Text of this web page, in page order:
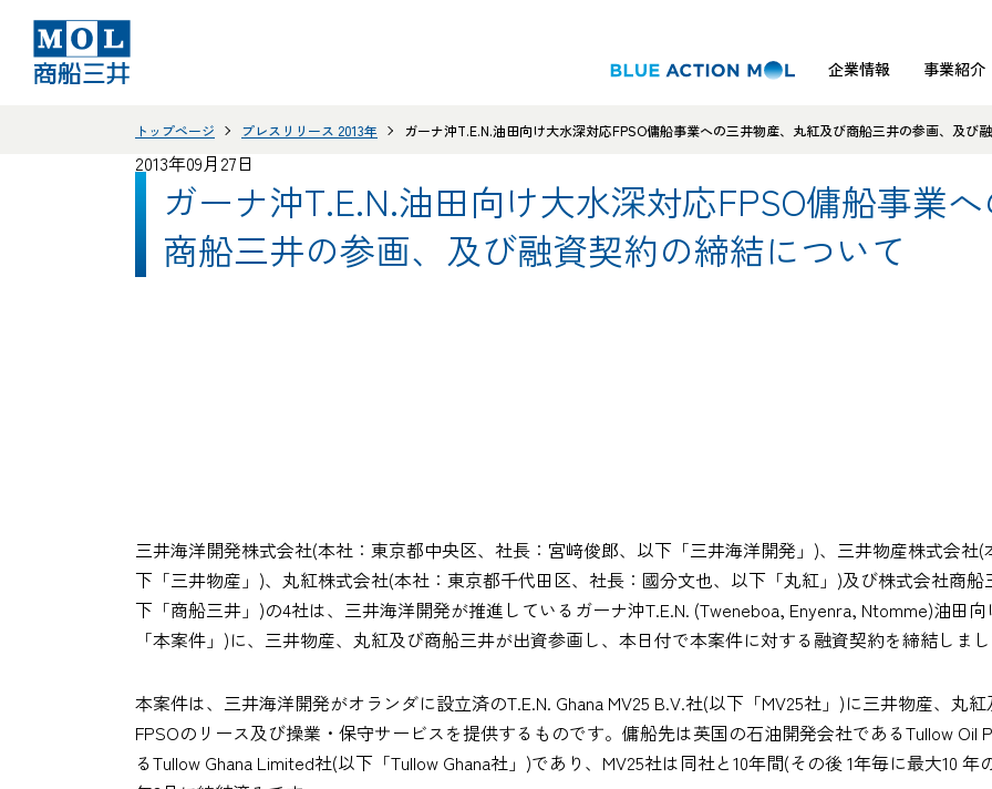
企業情報 事業紹介
トップページ プレスリリース 2013年 ガーナ沖T.E.N.油田向け大水深対応FPSO傭船事業への三井物産、丸紅及び商船三井の参画、及び
2013年09月27日
ガーナ沖T.E.N.油田向け大水深対応FPSO傭船事業
商船三井の参画、及び融資契約の締結について
三井海洋開発株式会社(本社：東京都中央区、社長：宮﨑俊郎、以下「三井海洋開発」)、三井物産株式会社
下「三井物産」)、丸紅株式会社(本社：東京都千代田区、社長：國分文也、以下「丸紅」)及び株式会社商
下「商船三井」)の4社は、三井海洋開発が推進しているガーナ沖T.E.N. (Tweneboa, Enyenra, Ntomme)油田
「本案件」)に、三井物産、丸紅及び商船三井が出資参画し、本日付で本案件に対する融資契約を締結しまし
本案件は、三井海洋開発がオランダに設立済のT.E.N. Ghana MV25 B.V.社(以下「MV25社」)に三井物産、丸
FPSOのリース及び操業・保守サービスを提供するものです。傭船先は英国の石油開発会社であるTullow Oil
るTullow Ghana Limited社(以下「Tullow Ghana社」)であり、MV25社は同社と10年間(その後 1年毎に最大10